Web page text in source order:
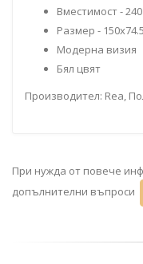
Вместимост -
Размер -
Модерна визия
Бял цвят
Производител: Rea,
При нужда от повече
допълнителни въпроси